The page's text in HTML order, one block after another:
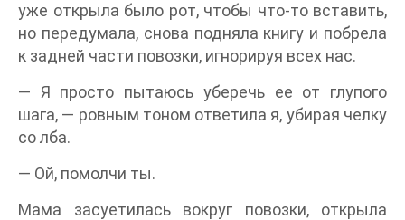
уже открыла было рот, чтобы что-то вставить,
но передумала, снова подняла книгу и побрела
к задней части повозки, игнорируя всех нас.
— Я просто пытаюсь уберечь ее от глупого
шага, — ровным тоном ответила я, убирая челку
со лба.
— Ой, помолчи ты.
Мама засуетилась вокруг повозки, открыла